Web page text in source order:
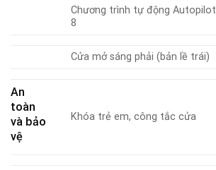
Chương trình tự động Autopilot
8
Cửa mở sáng phải (bản lề trái)
An
toàn
và bảo
vệ
Khóa trẻ em, công tắc cửa